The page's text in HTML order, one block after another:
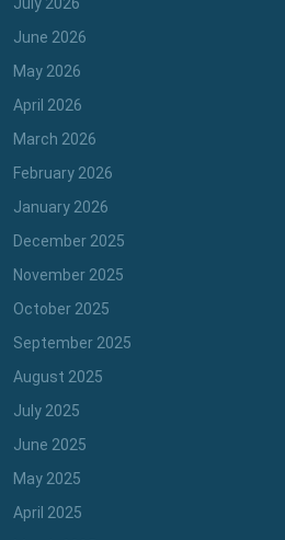
June 2026
May 2026
April 2026
March 2026
February 2026
January 2026
December 2025
November 2025
October 2025
September 2025
August 2025
July 2025
June 2025
May 2025
April 2025